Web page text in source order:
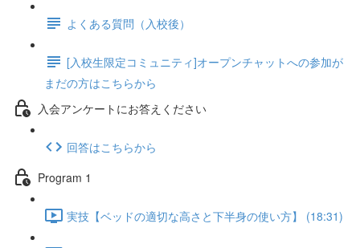
よくある質問（入校後）
[入校生限定コミュニティ]オープンチャットへの参加が
まだの方はこちらから
入会アンケートにお答えください
回答はこちらから
Program 1
実技【ベッドの適切な高さと下半身の使い方】 (18:31)